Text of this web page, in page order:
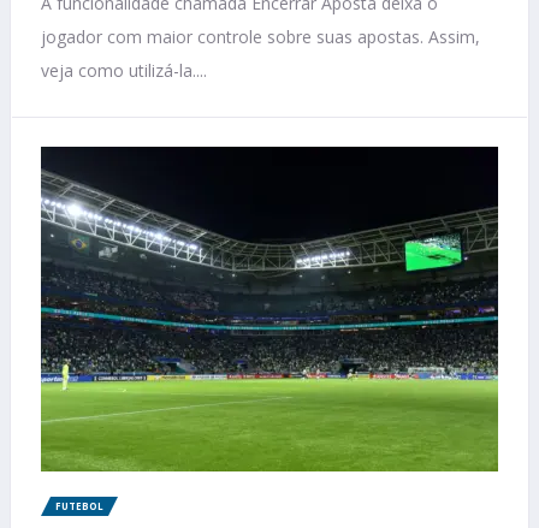
jogador com maior controle sobre suas apostas. Assim,
veja como utilizá-la....
FUTEBOL